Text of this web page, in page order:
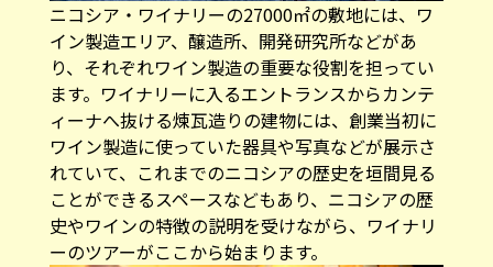
ニコシア・ワイナリーの27000㎡の敷地には、ワ
イン製造エリア、醸造所、開発研究所などがあ
り、それぞれワイン製造の重要な役割を担ってい
ます。ワイナリーに入るエントランスからカンテ
ィーナへ抜ける煉瓦造りの建物には、創業当初に
ワイン製造に使っていた器具や写真などが展示さ
れていて、これまでのニコシアの歴史を垣間見る
ことができるスペースなどもあり、ニコシアの歴
史やワインの特徴の説明を受けながら、ワイナリ
ーのツアーがここから始まります。